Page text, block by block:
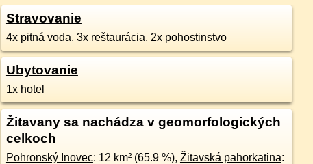
Stravovanie
4x pitná voda, 3x reštaurácia, 2x pohostinstvo
Ubytovanie
1x hotel
Žitavany sa nachádza v geomorfologických
celkoch
Pohronský Inovec: 12 km² (65.9 %), Žitavská pahorkatina: